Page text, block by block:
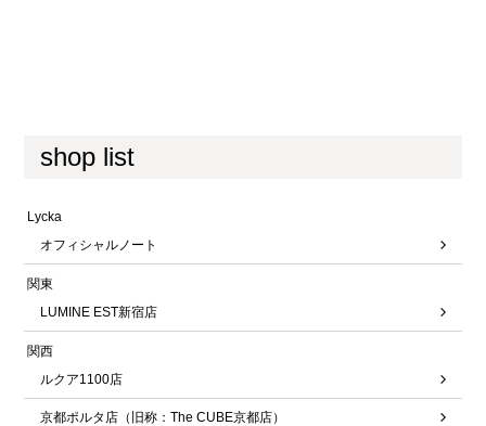
shop list
Lycka
オフィシャルノート
関東
LUMINE EST新宿店
関西
ルクア1100店
京都ポルタ店（旧称：The CUBE京都店）